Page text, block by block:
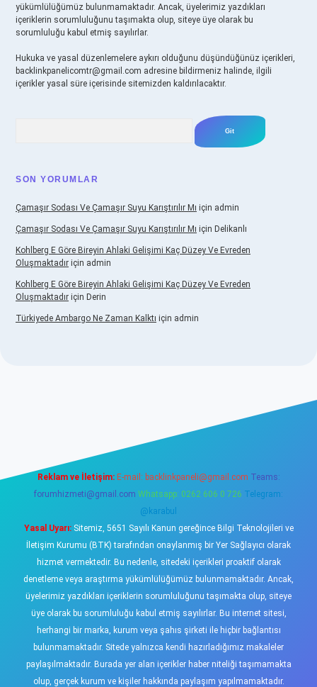
yükümlülüğümüz bulunmamaktadır. Ancak, üyelerimiz yazdıkları
içeriklerin sorumluluğunu taşımakta olup, siteye üye olarak bu
sorumluluğu kabul etmiş sayılırlar.
Hukuka ve yasal düzenlemelere aykırı olduğunu düşündüğünüz içerikleri,
backlinkpanelicomtr@gmail.com adresine bildirmeniz halinde, ilgili
içerikler yasal süre içerisinde sitemizden kaldırılacaktır.
SON YORUMLAR
Çamaşır Sodası Ve Çamaşır Suyu Karıştırılır Mı için admin
Çamaşır Sodası Ve Çamaşır Suyu Karıştırılır Mı için Delikanlı
Kohlberg E Göre Bireyin Ahlaki Gelişimi Kaç Düzey Ve Evreden
Oluşmaktadır için admin
Kohlberg E Göre Bireyin Ahlaki Gelişimi Kaç Düzey Ve Evreden
Oluşmaktadır için Derin
Türkiyede Ambargo Ne Zaman Kalktı için admin
Reklam ve İletişim: E-mail: backlinkpaneli@gmail.com Teams:
forumhizmeti@gmail.com Whatsapp: 0262 606 0 726 Telegram:
@karabul
Yasal Uyarı:Sitemiz, 5651 Sayılı Kanun gereğince Bilgi Teknolojileri ve
İletişim Kurumu (BTK) tarafından onaylanmış bir Yer Sağlayıcı olarak
hizmet vermektedir. Bu nedenle, sitedeki içerikleri proaktif olarak
denetleme veya araştırma yükümlülüğümüz bulunmamaktadır. Ancak,
üyelerimiz yazdıkları içeriklerin sorumluluğunu taşımakta olup, siteye
üye olarak bu sorumluluğu kabul etmiş sayılırlar. Bu internet sitesi,
herhangi bir marka, kurum veya şahıs şirketi ile hiçbir bağlantısı
bulunmamaktadır. Sitede yalnızca kendi hazırladığımız makaleler
paylaşılmaktadır. Burada yer alan içerikler haber niteliği taşımamakta
olup, gerçek kurum ve kişiler hakkında paylaşım yapılmamaktadır.